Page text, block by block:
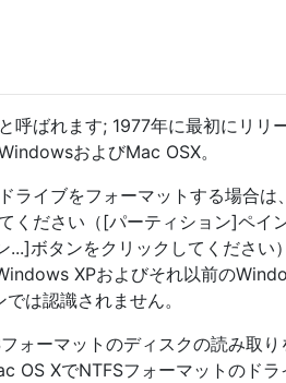
と呼ばれます; 1977年に最初にリリ
およびMac OSX。
ライブをフォーマットする場合は
ください（[パーティション]ペイ
ボタンをクリックしてください
XPおよびそれ以前の
は認識されません。
ォーマットのディスクの読み取
OS XでNTFSフォーマットのド